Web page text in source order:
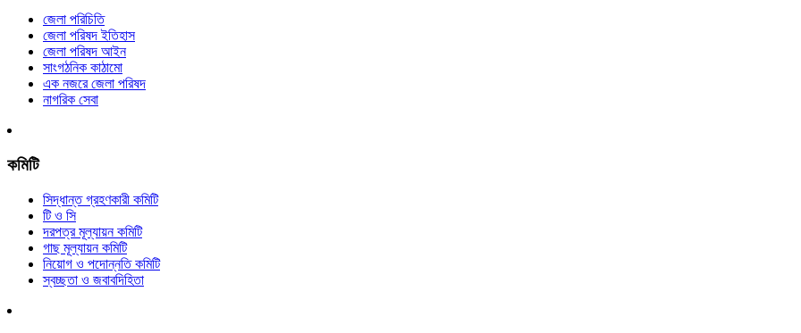
জেলা পরিচিতি
জেলা পরিষদ ইতিহাস
জেলা পরিষদ আইন
সাংগঠনিক কাঠামো
এক নজরে জেলা পরিষদ
নাগরিক সেবা
কমিটি
সিদ্ধান্ত গ্রহণকারী কমিটি
টি ও সি
দরপত্র মূল্যায়ন কমিটি
গাছ মূল্যায়ন কমিটি
নিয়োগ ও পদোন্নতি কমিটি
স্বচ্ছতা ও জবাবদিহিতা